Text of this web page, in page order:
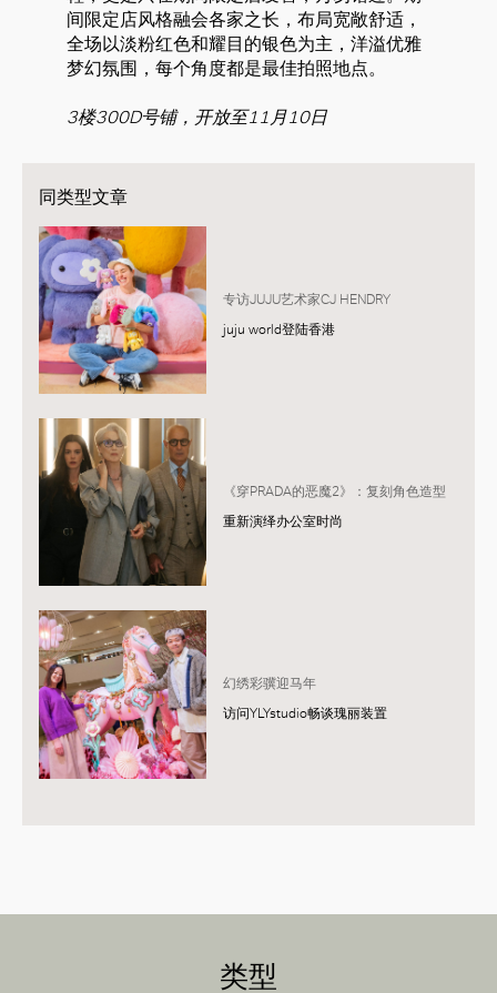
间限定店风格融会各家之长，布局宽敞舒适，
全场以淡粉红色和耀目的银色为主，洋溢优雅
梦幻氛围，每个角度都是最佳拍照地点。
3楼300D号铺，开放至11月10日
同类型文章
专访JUJU艺术家CJ HENDRY
juju world登陆香港
《穿PRADA的恶魔2》：复刻角色造型
重新演绎办公室时尚
幻绣彩骥迎马年
访问YLYstudio畅谈瑰丽装置
类型